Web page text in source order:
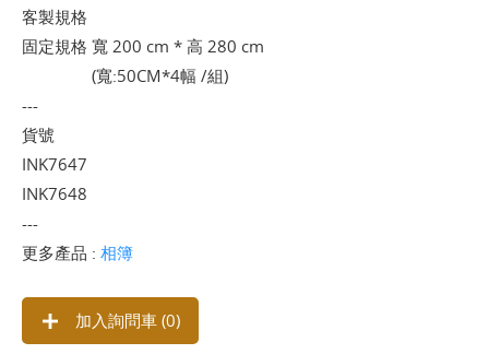
客製規格
固定規格 寬 200 cm * 高 280 cm
(寬:50CM*4幅 /組)
---
貨號
INK7647
INK7648
---
更多產品 : 相簿
加入詢問車 (0)